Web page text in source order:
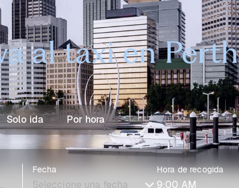
al taxi en Perth
Solo ida Por hora
Fecha Hora de recogida